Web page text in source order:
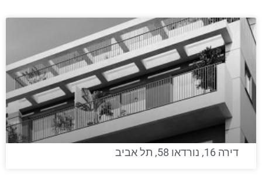
דירה 16, נורדאו 58, תל אביב